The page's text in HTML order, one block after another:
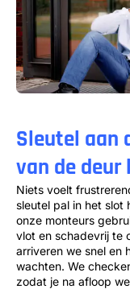
Sleutel aan
van de
Niets voelt
sleutel pal in het slot
onze monteurs
vlot en schadevrij te
arriveren we snel en
wachten. We
zodat je na afloop